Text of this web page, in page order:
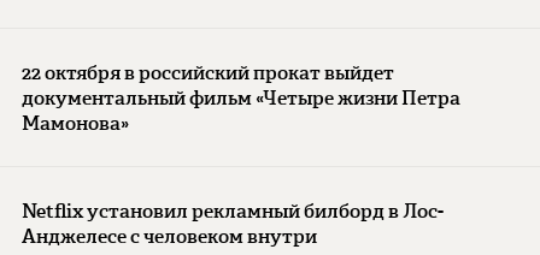
22 октября в российский прокат выйдет
документальный фильм «Четыре жизни Петра
Мамонова»
Netflix установил рекламный билборд в Лос-
Анджелесе с человеком внутри